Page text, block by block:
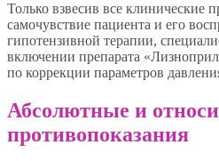
Только взвесив все клинические
самочувствие пациента и его
гипотензивной терапии,
включении препарата
по коррекции параметров
Абсолютные и
противопоказания